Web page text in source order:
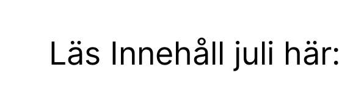
Läs Innehåll juli här: